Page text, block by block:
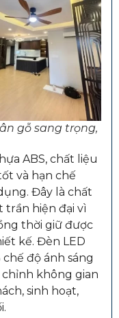
gỗ sang trọng,
ABS, chất liệu
và hạn chế
Đây là chất
trần hiện đại vì
thời giữ được
kế. Đèn LED
độ ánh sáng
không gian
sinh hoạt,